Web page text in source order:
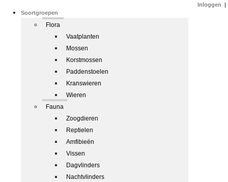
Soortgroepen
Flora
Vaatplanten
Mossen
Korstmossen
Paddenstoelen
Kranswieren
Wieren
Fauna
Zoogdieren
Reptielen
Amfibieën
Vissen
Dagvlinders
Nachtvlinders
Inloggen |